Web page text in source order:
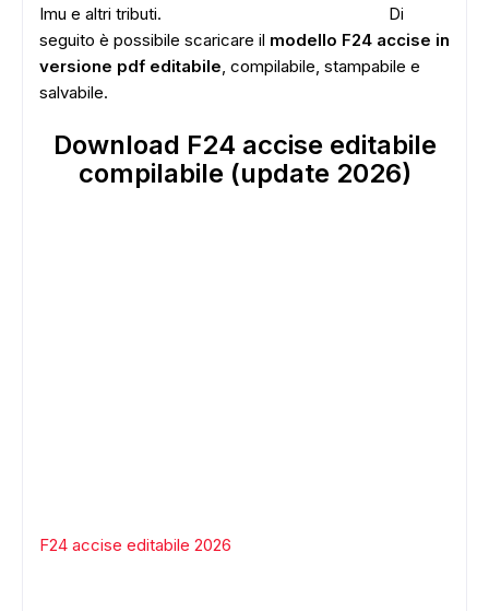
Imu e altri tributi.
Di
seguito è possibile scaricare il modello F24 accise in
versione pdf editabile , compilabile, stampabile e
salvabile.
Download F24 accise editabile
compilabile (update 2026)
F24 accise editabile 2026